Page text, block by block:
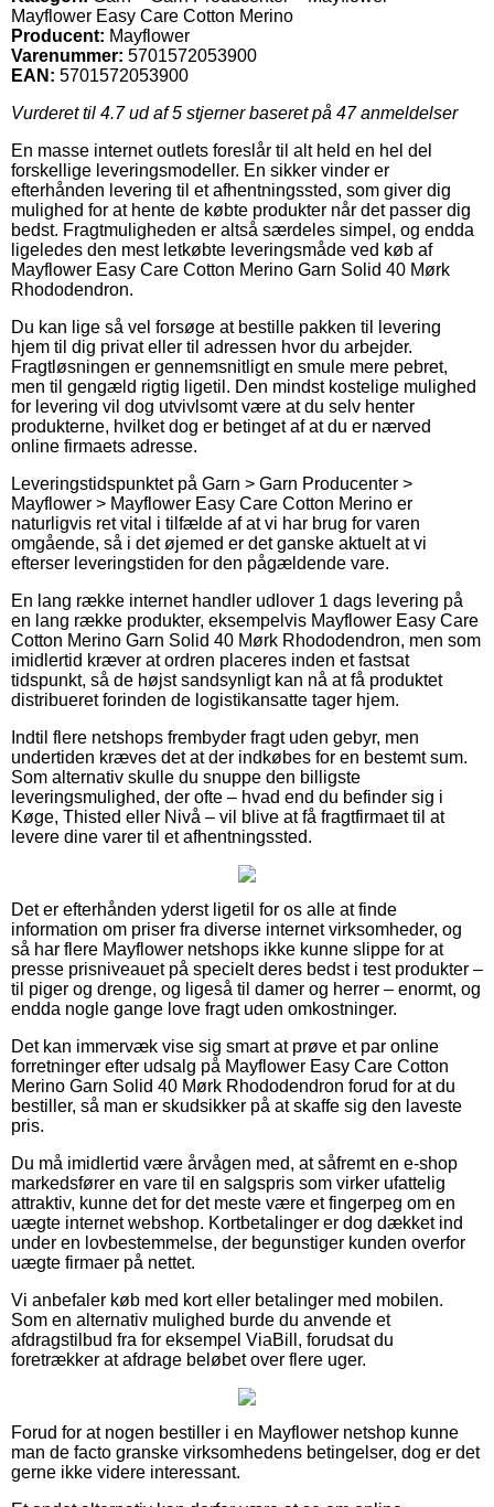
Mayflower Easy Care Cotton Merino
Producent: Mayflower
Varenummer: 5701572053900
EAN: 5701572053900
Vurderet til 4.7ud af 5 stjerner baseret på 47anmeldelser
En masse internet outlets foreslår til alt held en hel del
forskellige leveringsmodeller. En sikker vinder er
efterhånden levering til et afhentningssted, som giver dig
mulighed for at hente de købte produkter når det passer dig
bedst. Fragtmuligheden er altså særdeles simpel, og endda
ligeledes den mest letkøbte leveringsmåde ved køb af
Mayflower Easy Care Cotton Merino Garn Solid 40 Mørk
Rhododendron.
Du kan lige så vel forsøge at bestille pakken til levering
hjem til dig privat eller til adressen hvor du arbejder.
Fragtløsningen er gennemsnitligt en smule mere pebret,
men til gengæld rigtig ligetil. Den mindst kostelige mulighed
for levering vil dog utvivlsomt være at du selv henter
produkterne, hvilket dog er betinget af at du er nærved
online firmaets adresse.
Leveringstidspunktet på Garn > Garn Producenter >
Mayflower > Mayflower Easy Care Cotton Merino er
naturligvis ret vital i tilfælde af at vi har brug for varen
omgående, så i det øjemed er det ganske aktuelt at vi
efterser leveringstiden for den pågældende vare.
En lang række internet handler udlover 1 dags levering på
en lang række produkter, eksempelvis Mayflower Easy Care
Cotton Merino Garn Solid 40 Mørk Rhododendron, men som
imidlertid kræver at ordren placeres inden et fastsat
tidspunkt, så de højst sandsynligt kan nå at få produktet
distribueret forinden de logistikansatte tager hjem.
Indtil flere netshops frembyder fragt uden gebyr, men
undertiden kræves det at der indkøbes for en bestemt sum.
Som alternativ skulle du snuppe den billigste
leveringsmulighed, der ofte – hvad end du befinder sig i
Køge, Thisted eller Nivå – vil blive at få fragtfirmaet til at
levere dine varer til et afhentningssted.
Det er efterhånden yderst ligetil for os alle at finde
information om priser fra diverse internet virksomheder, og
så har flere Mayflower netshops ikke kunne slippe for at
presse prisniveauet på specielt deres bedst i test produkter –
til piger og drenge, og ligeså til damer og herrer – enormt, og
endda nogle gange love fragt uden omkostninger.
Det kan immervæk vise sig smart at prøve et par online
forretninger efter udsalg på Mayflower Easy Care Cotton
Merino Garn Solid 40 Mørk Rhododendron forud for at du
bestiller, så man er skudsikker på at skaffe sig den laveste
pris.
Du må imidlertid være årvågen med, at såfremt en e-shop
markedsfører en vare til en salgspris som virker ufattelig
attraktiv, kunne det for det meste være et fingerpeg om en
uægte internet webshop. Kortbetalinger er dog dækket ind
under en lovbestemmelse, der begunstiger kunden overfor
uægte firmaer på nettet.
Vi anbefaler køb med kort eller betalinger med mobilen.
Som en alternativ mulighed burde du anvende et
afdragstilbud fra for eksempel ViaBill, forudsat du
foretrækker at afdrage beløbet over flere uger.
Forud for at nogen bestiller i en Mayflower netshop kunne
man de facto granske virksomhedens betingelser, dog er det
gerne ikke videre interessant.